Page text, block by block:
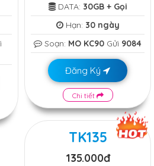
DATA: 30GB + Gọi
Hạn: 30 ngày
Soạn: MO KC90 Gửi 9084
Đăng Ký
Chi tiết
TK135
135.000đ